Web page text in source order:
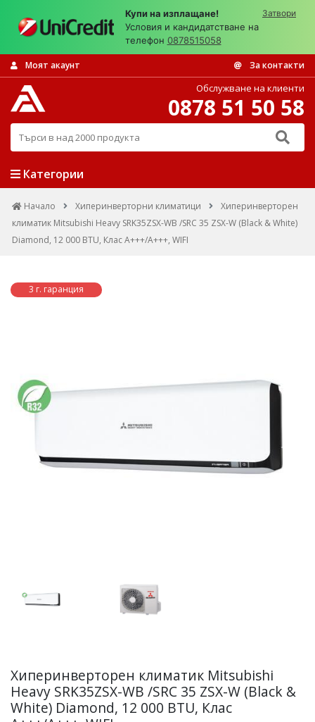
Купи на изплащане!
Условия и кандидатстване на
телефон 0878515058
Затвори
Моят акаунт За контакти
Търси в над 2000 продукта
Обслужване на клиенти
0878 51 50 58
Категории
Начало Хиперинверторни климатици
Хиперинверторен
климатик Mitsubishi Heavy SRK35ZSX-WB /SRC 35 ZSX-W (Black & White)
Diamond, 12 000 BTU, Клас A+++/A+++, WIFI
3 г. гаранция
Хиперинверторен климатик Mitsubishi
Heavy SRK35ZSX-WB /SRC 35 ZSX-W (Black &
White) Diamond, 12 000 BTU, Клас